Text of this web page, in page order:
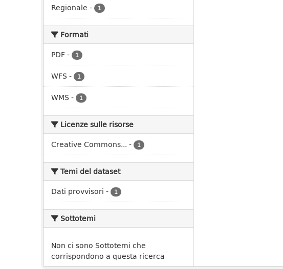
Regionale - 1
Formati
PDF- 1
WFS - 1
WMS - 1
Licenze sulle risorse
Creative Commons... - 1
Temi del dataset
Dati provvisori - 1
Sottotemi
Non ci sono Sottotemi che
corrispondono a questa ricerca